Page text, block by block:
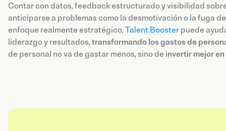
Contar con datos, feedback estructurado y visibilidad
anticiparse a problemas como la desmotivación o la fuga
enfoque realmente estratégico,Talent Booster puede
liderazgo y resultados,transformando los gastos de
de personal no va de gastar menos, sino de invertir mejor